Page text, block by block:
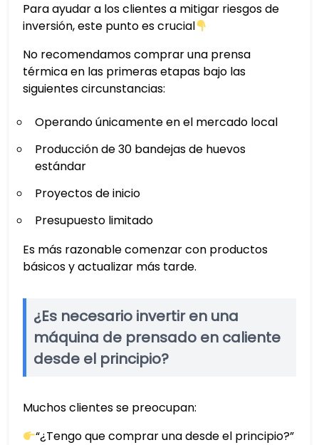
Para ayudar a los clientes a mitigar riesgos de
inversión, este punto es crucial
No recomendamos comprar una prensa
térmica en las primeras etapas bajo las
siguientes circunstancias:
Operando únicamente en el mercado local
Producción de 30 bandejas de huevos
estándar
Proyectos de inicio
Presupuesto limitado
Es más razonable comenzar con productos
básicos y actualizar más tarde.
¿Es necesario invertir en una
máquina de prensado en caliente
desde el principio?
Muchos clientes se preocupan:
“¿Tengo que comprar una desde el principio?”